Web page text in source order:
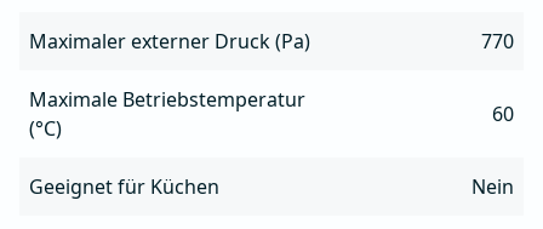
Maximaler externer Druck (Pa) 770
Maximale Betriebstemperatur
(°C)
60
Geeignet für Küchen Nein